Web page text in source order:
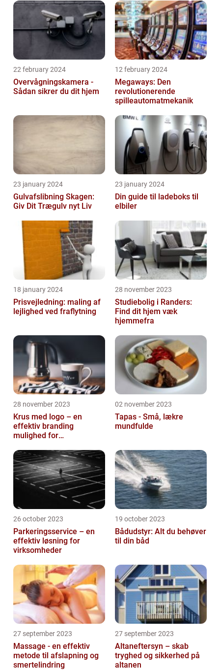
22 february 2024
Overvågningskamera -
Sådan sikrer du dit hjem
12 february 2024
Megaways: Den
revolutionerende
spilleautomatmekanik
23 january 2024
Gulvafslibning Skagen:
Giv Dit Trægulv nyt Liv
23 january 2024
Din guide til ladeboks til
elbiler
18 january 2024
Prisvejledning: maling af
lejlighed ved fraflytning
28 november 2023
Studiebolig i Randers:
Find dit hjem væk
hjemmefra
28 november 2023
Krus med logo – en
effektiv branding
mulighed for
02 november 2023
Tapas - Små, lækre
mundfulde
26 october 2023
Parkeringsservice – en
effektiv løsning for
virksomheder
19 october 2023
Bådudstyr: Alt du behøver
til din båd
27 september 2023
Massage - en effektiv
metode til afslapning og
smertelindring
27 september 2023
Altaneftersyn – skab
tryghed og sikkerhed på
altanen